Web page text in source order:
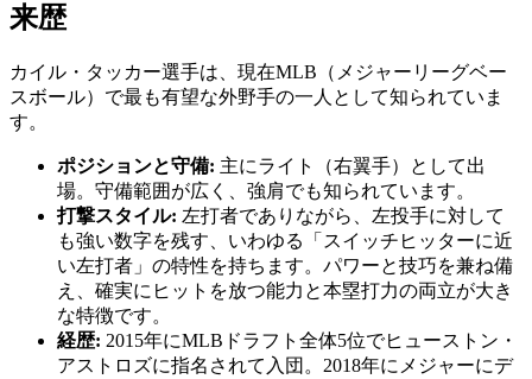
来歴
カイル・タッカー選手は、現在MLB（メジャーリーグベー
スボール）で最も有望な外野手の一人として知られていま
す。
ポジションと守備: 主にライト（右翼手）として出
場。守備範囲が広く、強肩でも知られています。
打撃スタイル: 左打者でありながら、左投手に対して
も強い数字を残す、いわゆる「スイッチヒッターに近
い左打者」の特性を持ちます。パワーと技巧を兼ね備
え、確実にヒットを放つ能力と本塁打力の両立が大き
な特徴です。
経歴: 2015年にMLBドラフト全体5位でヒューストン・
アストロズに指名されて入団。2018年にメジャーにデ